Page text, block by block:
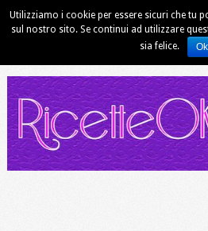
Utilizziamo i cookie per essere sicuri che tu
sul nostro sito. Se continui ad utilizzare
sia felice.
Ok